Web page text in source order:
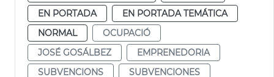
EN PORTADA
EN PORTADA TEMÁTICA
NORMAL
OCUPACIÓ
JOSÉ GOSÁLBEZ
EMPRENEDORIA
SUBVENCIONS
SUBVENCIONES